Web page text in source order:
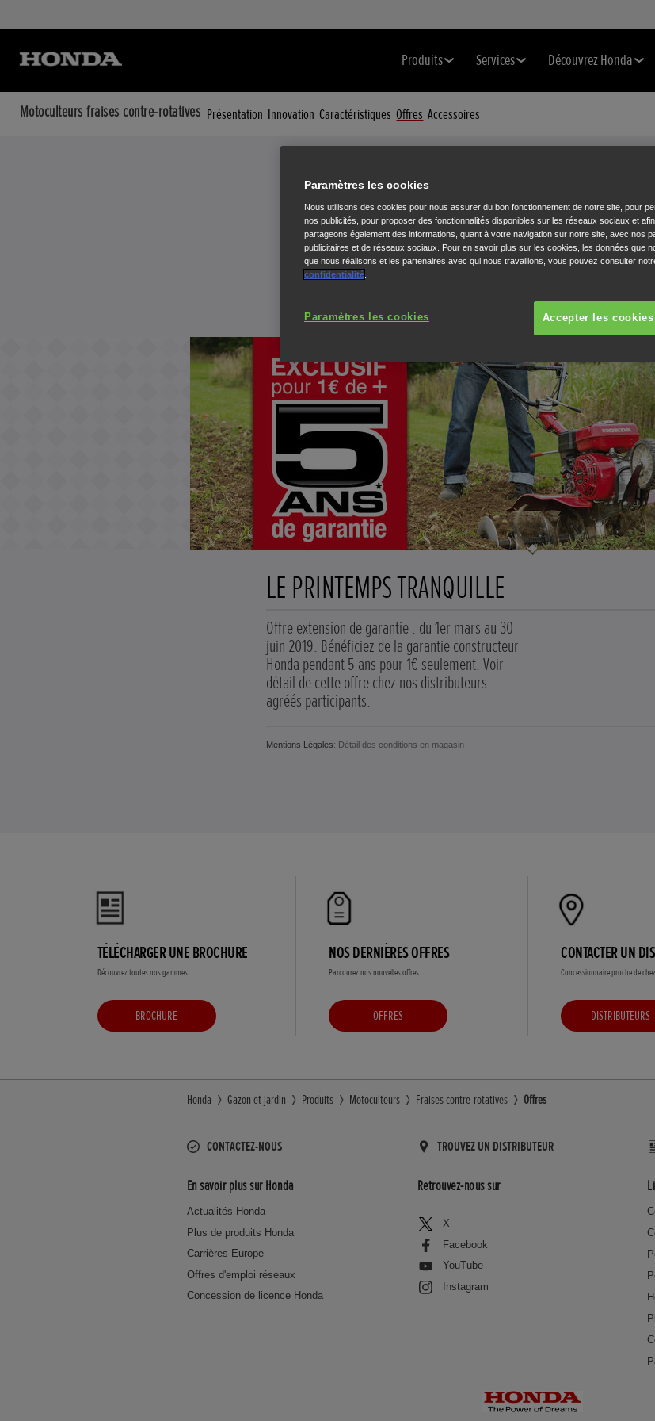
Produits Services Découvrez Honda
Motoculteurs fraises contre-rotatives Présentation Innovation Caractéristiques Offres Accessoires
Motoculteurs fraises contre-rotatives
LA TRANQUILLITÉ GARANTIE
ANS
LE PRINTEMPS TRANQUILLE
Offre extension de garantie : du 1er mars au 30
juin 2019. Bénéficiez de la garantie constructeur
Honda pendant 5 ans pour 1€ seulement. Voir
détail de cette offre chez nos distributeurs
agréés participants.
Mentions Légales: Détail des conditions en magasin
TÉLÉCHARGER UNE BROCHURE
Découvrez toutes nos gammes
BROCHURE
NOS DERNIÈRES OFFRES
Parcourez nos nouvelles offres
OFFRES
CONTACTER UN
Concessionnaire proche de
DISTRIBUTEURS
Honda Gazon et jardin Produits Motoculteurs Fraises contre-rotatives Offres
CONTACTEZ-NOUS TROUVEZ UN DISTRIBUTEUR
En savoir plus sur Honda
Actualités Honda
Plus de produits Honda
Carrières Europe
Offres d'emploi réseaux
Concession de licence Honda
Retrouvez-nous sur
X
Facebook
YouTube
Instagram
Paramètres les cookies
Nous utilisons des cookies pour nous assurer du bon fonctionnement de notre site, pour
nos publicités, pour proposer des fonctionnalités disponibles sur les réseaux sociaux et
partageons également des informations, quant à votre navigation sur notre site, avec nos
publicitaires et de réseaux sociaux. Pour en savoir plus sur les cookies, les données que
que nous réalisons et les partenaires avec qui nous travaillons, vous pouvez consulter
confidentialité
Accepter les cookies
Paramètres les cookies